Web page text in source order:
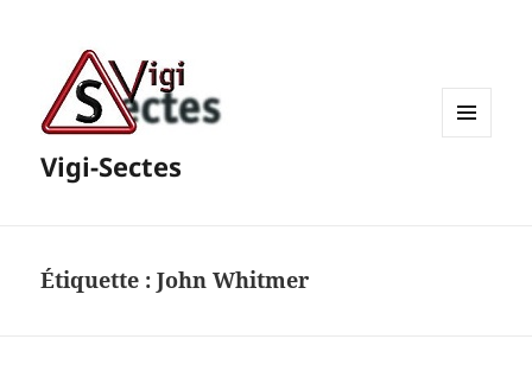
Vigi-Sectes
Étiquette :John Whitmer